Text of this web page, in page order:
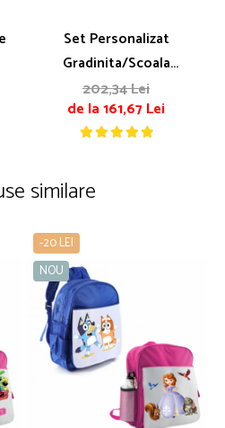
Set Personalizat
Gradinita/Scoala
Personalizat Cu Nume Si
Personajul Preferat
202,34 Lei
de la 161,67 Lei
similare
-20 LEI
NOU